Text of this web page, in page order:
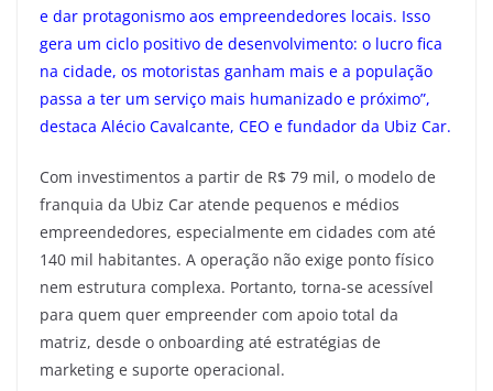
e dar protagonismo aos empreendedores locais. Isso
gera um ciclo positivo de desenvolvimento: o lucro fica
na cidade, os motoristas ganham mais e a população
passa a ter um serviço mais humanizado e próximo”,
destaca Alécio Cavalcante, CEO e fundador da Ubiz Car.
Com investimentos a partir de R$ 79 mil, o modelo de
franquia da Ubiz Car atende pequenos e médios
empreendedores, especialmente em cidades com até
140 mil habitantes. A operação não exige ponto físico
nem estrutura complexa. Portanto, torna-se acessível
para quem quer empreender com apoio total da
matriz, desde o onboarding até estratégias de
marketing e suporte operacional.